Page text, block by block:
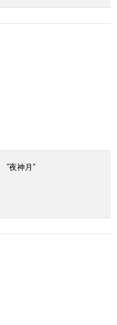
”夜神月”